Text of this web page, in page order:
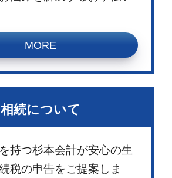
MORE
相続について
持つ杉本会計が安心の生
税の申告をご提案しま